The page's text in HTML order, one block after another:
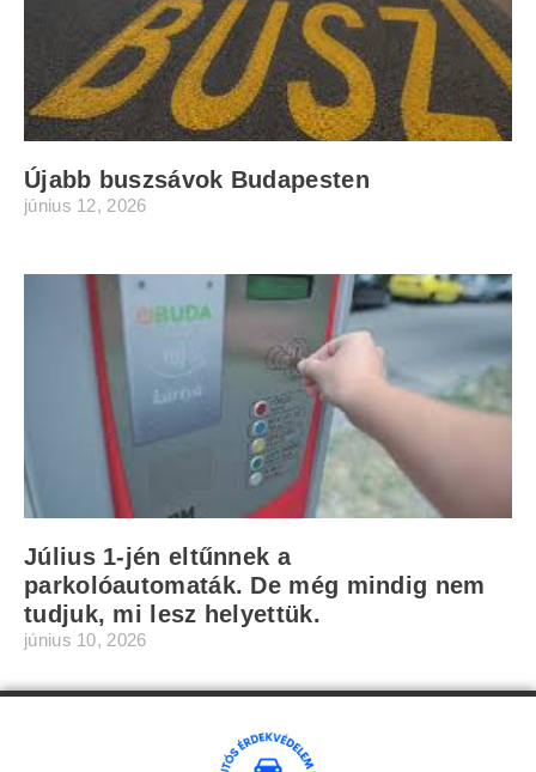
Újabb buszsávok Budapesten
június 12, 2026
Július 1-jén eltűnnek a
parkolóautomaták. De még mindig nem
tudjuk, mi lesz helyettük.
június 10, 2026